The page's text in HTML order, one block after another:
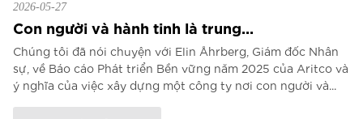
2026-05-27
Con người và hành tinh là trung...
Chúng tôi đã nói chuyện với Elin Åhrberg, Giám đốc Nhân
sự, về Báo cáo Phát triển Bền vững năm 2025 của Aritco và
ý nghĩa của việc xây dựng một công ty nơi con người và...